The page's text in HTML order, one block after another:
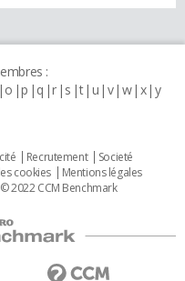
:
o p q r s t u v w x y
Recrutement
Societé
cookies
Mentions légales
© 2022 CCM Benchmark